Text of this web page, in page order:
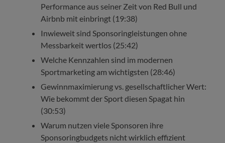
Performance aus seiner Zeit von Red Bull und
Airbnb mit einbringt (19:38)
Inwieweit sind Sponsoringleistungen ohne
Messbarkeit wertlos (25:42)
Welche Kennzahlen sind im modernen
Sportmarketing am wichtigsten (28:46)
Gewinnmaximierung vs. gesellschaftlicher Wert:
Wie bekommt der Sport diesen Spagat hin
(30:53)
Warum nutzen viele Sponsoren ihre
Sponsoringbudgets nicht wirklich effizient